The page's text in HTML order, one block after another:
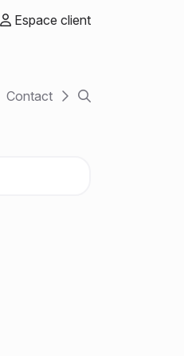
Espace client
Contact
Rechercher sur